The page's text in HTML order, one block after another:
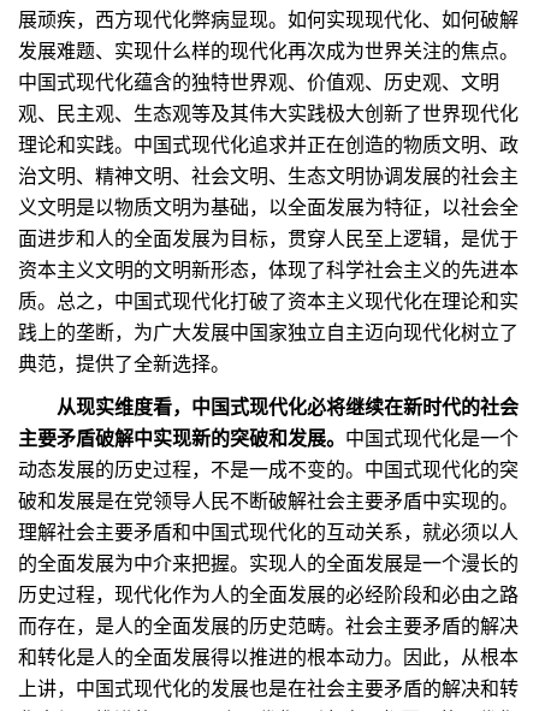
展顽疾，西方现代化弊病显现。如何实现现代化、如何破解
发展难题、实现什么样的现代化再次成为世界关注的焦点。
中国式现代化蕴含的独特世界观、价值观、历史观、文明
观、民主观、生态观等及其伟大实践极大创新了世界现代化
理论和实践。中国式现代化追求并正在创造的物质文明、政
治文明、精神文明、社会文明、生态文明协调发展的社会主
义文明是以物质文明为基础，以全面发展为特征，以社会全
面进步和人的全面发展为目标，贯穿人民至上逻辑，是优于
资本主义文明的文明新形态，体现了科学社会主义的先进本
质。总之，中国式现代化打破了资本主义现代化在理论和实
践上的垄断，为广大发展中国家独立自主迈向现代化树立了
典范，提供了全新选择。
从现实维度看，中国式现代化必将继续在新时代的社会
主要矛盾破解中实现新的突破和发展。 中国式现代化是一个
动态发展的历史过程，不是一成不变的。中国式现代化的突
破和发展是在党领导人民不断破解社会主要矛盾中实现的。
理解社会主要矛盾和中国式现代化的互动关系，就必须以人
的全面发展为中介来把握。实现人的全面发展是一个漫长的
历史过程，现代化作为人的全面发展的必经阶段和必由之路
而存在，是人的全面发展的历史范畴。社会主要矛盾的解决
和转化是人的全面发展得以推进的根本动力。因此，从根本
上讲，中国式现代化的发展也是在社会主要矛盾的解决和转